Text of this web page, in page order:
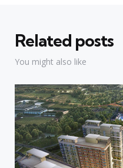
Related posts
You might also like